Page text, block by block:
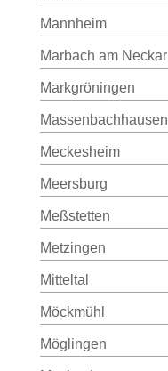
Mannheim
Marbach am Neckar
Markgröningen
Massenbachhausen
Meckesheim
Meersburg
Meßstetten
Metzingen
Mitteltal
Möckmühl
Möglingen